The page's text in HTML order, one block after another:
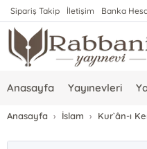
Sipariş Takip İletişim Banka
Anasayfa Yayınevleri
Anasayfa İslam Kur`ân-ı